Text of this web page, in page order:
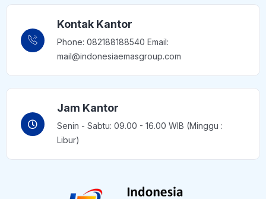
Kontak Kantor
Phone: 082188188540 Email:
mail@indonesiaemasgroup.com
Jam Kantor
Senin - Sabtu: 09.00 - 16.00 WIB (Minggu :
Libur)